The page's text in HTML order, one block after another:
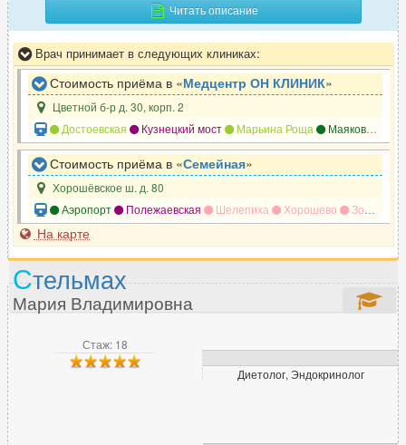
Радиолог 45
Реабилитолог
Реаниматолог
Ревматолог
Рентгенолог 258
Репродуктолог (ЭКО) 207
Рефлексотерапевт
С
Сексолог
Сомнолог 51
Стоматолог 4669
Сурдолог 33
Читать описание
Врач принимает в следующих клиниках:
Стоимость приёма в «Медцентр ОН КЛИНИК»
Цветной б-р д. 30, корп. 2
Достоевская
Кузнецкий мост Марьина Роща Маяковская
Стоимость приёма в «Семейная»
Хорошёвское ш. д. 80
Аэропорт
Полежаевская Шелепиха Хорошево Зорге
На карте
Стаж: 18
Диетолог, Эндокринолог
Стельмах
Мария Владимировна